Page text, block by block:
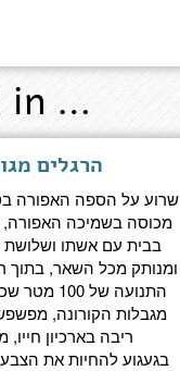
in …
הרגלים
שרוע על הספה האפורה
מכוסה בשמיכה האפורה,
בבית עם אשתו ושלושת
ומנותק מכל השאר, בתוך
התנועה של 100
מגבלות הקורונה,
ריבה בארכיון חייו,
בגעגוע להחיות את